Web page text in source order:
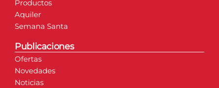
Productos
Aquiler
Semana Santa
Publicaciones
Ofertas
Novedades
Noticias